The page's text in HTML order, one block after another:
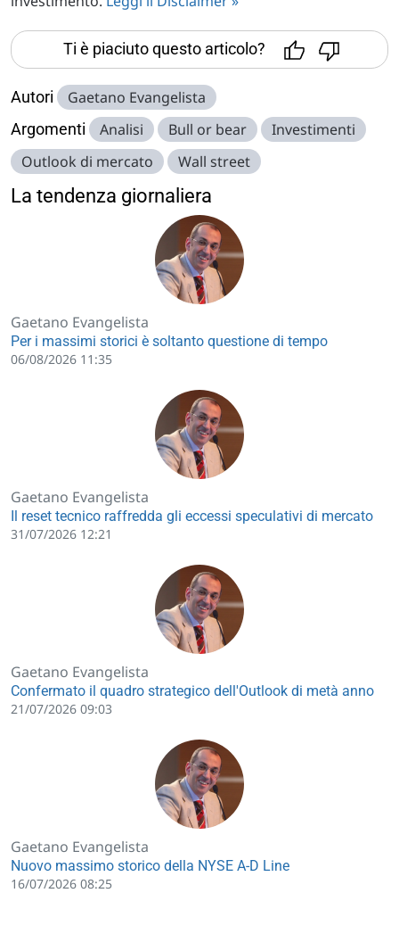
Ti è piaciuto questo articolo?
Autori Gaetano Evangelista
Argomenti Analisi Bull or bear
Investimenti
Outlook di mercato
Wall street
La tendenza giornaliera
Gaetano Evangelista
Per i massimi storici è soltanto questione di tempo
06/08/2026 11:35
Gaetano Evangelista
Il reset tecnico raffredda gli eccessi speculativi di mercato
31/07/2026 12:21
Gaetano Evangelista
Confermato il quadro strategico dell'Outlook di metà anno
21/07/2026 09:03
Gaetano Evangelista
Nuovo massimo storico della NYSE A-D Line
16/07/2026 08:25